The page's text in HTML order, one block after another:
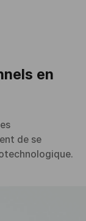
en
de se